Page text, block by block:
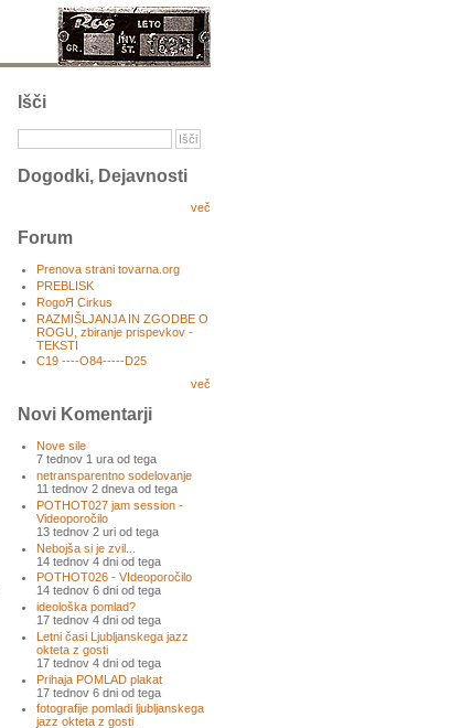
Išči
Dogodki, Dejavnosti
več
Forum
Prenova strani tovarna.org
PREBLISK
RogoЯ Cirkus
RAZMIŠLJANJA IN ZGODBE O
ROGU, zbiranje prispevkov -
TEKSTI
C19 ----O84-----D25
več
Novi Komentarji
Nove sile
7 tednov 1 ura od tega
netransparentno sodelovanje
11 tednov 2 dneva od tega
POTHOT027 jam session -
Videoporočilo
13 tednov 2 uri od tega
Nebojša si je zvil...
14 tednov 4 dni od tega
POTHOT026 - VIdeoporočilo
14 tednov 6 dni od tega
ideološka pomlad?
17 tednov 4 dni od tega
Letni časi Ljubljanskega jazz
okteta z gosti
17 tednov 4 dni od tega
Prihaja POMLAD plakat
17 tednov 6 dni od tega
fotografije pomladi ljubljanskega
jazz okteta z gosti